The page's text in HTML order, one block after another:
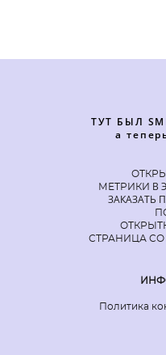
ТУТ БЫЛ
а
МЕТРИКИ В
ЗАКАЗАТЬ
СТРАНИЦА
Политика